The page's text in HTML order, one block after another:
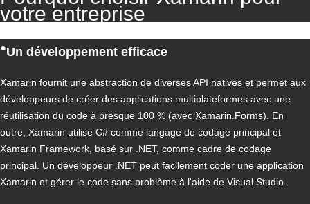
votre entreprise
●Un développement efficace
Xamarin fournit une abstraction de diverses API natives et permet aux
développeurs de créer des applications multiplateformes avec une
réutilisation du code à presque 100 % (avec Xamarin.Forms). En
outre, Xamarin utilise C# comme langage de codage principal et
Xamarin Framework, basé sur .NET, comme cadre de codage
principal. Un développeur .NET peut facilement coder une application
Xamarin et gérer le code sans problème à l'aide de Visual Studio.